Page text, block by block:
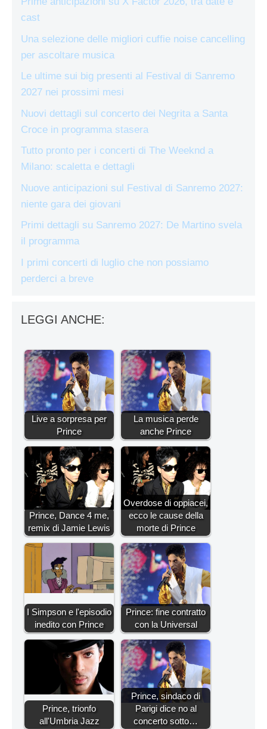
cast
Una selezione delle migliori cuffie noise cancelling
per ascoltare musica
Le ultime sui big presenti al Festival di Sanremo
2027 nei prossimi mesi
Nuovi dettagli sul concerto dei Negrita a Santa
Croce in programma stasera
Tutto pronto per i concerti di The Weeknd a
Milano: scaletta e dettagli
Nuove anticipazioni sul Festival di Sanremo 2027:
niente gara dei giovani
Primi dettagli su Sanremo 2027: De Martino svela
il programma
I primi concerti di luglio che non possiamo
perderci a breve
LEGGI ANCHE:
Live a sorpresa per
Prince
La musica perde
anche Prince
Prince, Dance 4 me,
remix di Jamie Lewis
Overdose di oppiacei,
ecco le cause della
morte di Prince
I Simpson e l'episodio
inedito con Prince
Prince: fine contratto
con la Universal
Prince, trionfo
all'Umbria Jazz
Prince, sindaco di
Parigi dice no al
concerto sotto…